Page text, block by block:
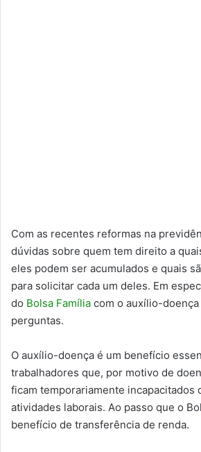
Com as recentes reformas na
dúvidas sobre quem tem direito a
eles podem ser acumulados e quais
para solicitar cada um deles. Em
do Bolsa Família com o auxílio-
perguntas.
O auxílio-doença é um benefício
trabalhadores que, por motivo de
ficam temporariamente incapacitados
atividades laborais. Ao passo que o
benefício de transferência de renda.